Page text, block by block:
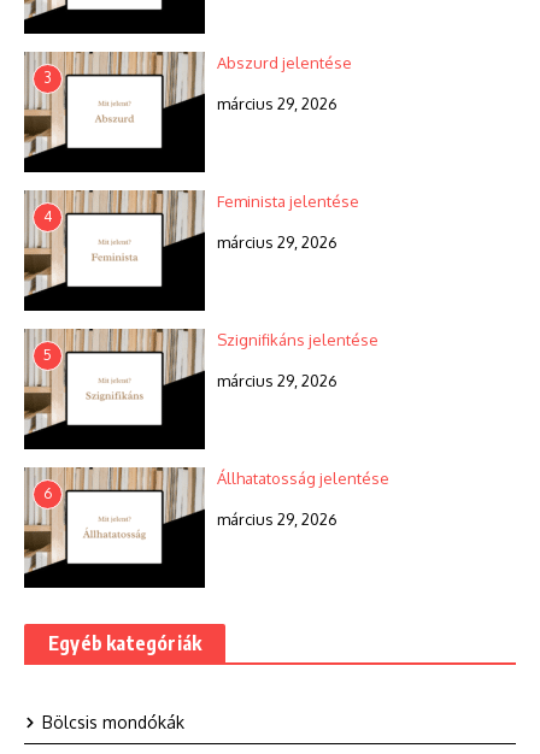
3
Abszurd jelentése
március 29, 2026
4
Feminista jelentése
március 29, 2026
5
Szignifikáns jelentése
március 29, 2026
6
Állhatatosság jelentése
március 29, 2026
Egyéb kategóriák
Bölcsis mondókák